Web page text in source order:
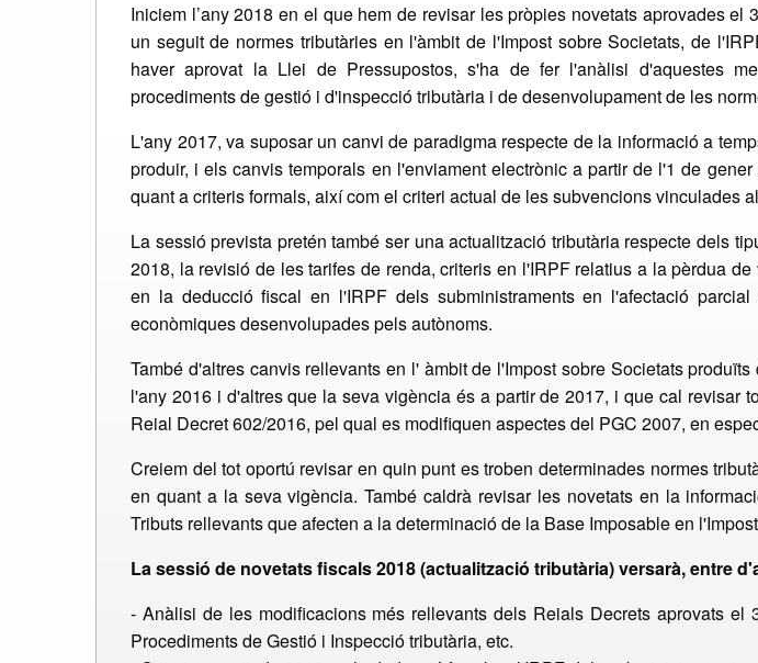
Iniciem l’any 2018 en el que hem de revisar les pròpies novetats aprovades
un seguit de normes tributàries en l'àmbit de l'Impost sobre Societats, de
haver aprovat la Llei de Pressupostos, s'ha de fer l'anàlisi d'aquestes
procediments de gestió i d'inspecció tributària i de desenvolupament de les
L'any 2017, va suposar un canvi de paradigma respecte de la informació a
produir, i els canvis temporals en l'enviament electrònic a partir de l'1 de
quant a criteris formals, així com el criteri actual de les subvencions vinculades
La sessió prevista pretén també ser una actualització tributària respecte dels
2018, la revisió de les tarifes de renda, criteris en l'IRPF relatius a la pèrdua
en la deducció fiscal en l'IRPF dels subministraments en l'afectació
econòmiques desenvolupades pels autònoms.
També d'altres canvis rellevants en l' àmbit de l'Impost sobre Societats
l'any 2016 i d'altres que la seva vigència és a partir de 2017, i que cal revisar
Reial Decret 602/2016, pel qual es modifiquen aspectes del PGC 2007, en
Creiem del tot oportú revisar en quin punt es troben determinades normes
en quant a la seva vigència. També caldrà revisar les novetats en la
Tributs rellevants que afecten a la determinació de la Base Imposable en
La sessió de novetats fiscals 2018 (actualització tributària) versarà, entre
- Anàlisi de les modificacions més rellevants dels Reials Decrets aprovats
Procediments de Gestió i Inspecció tributària, etc.